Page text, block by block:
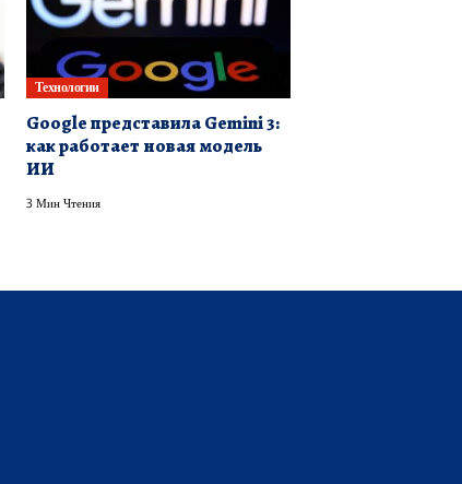
Технологии
Google представила Gemini 3:
как работает новая модель
ИИ
3 Мин Чтения